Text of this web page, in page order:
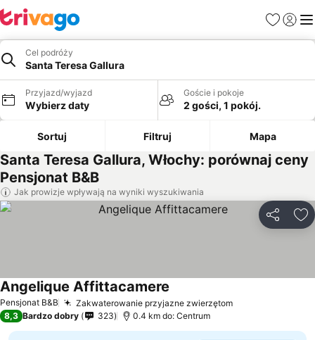
Ulubione
Cel podróży
Santa Teresa Gallura
Przyjazd/wyjazd
Wybierz daty
Goście i pokoje
2 gości, 1 pokój.
Sortuj Filtruj Mapa
Santa Teresa Gallura, Włochy: porównaj ceny
Pensjonat B&B
Jak prowizje wpływają na wyniki wyszukiwania
Pensjonat B&B Zakwaterowanie przyjazne zwierzętom
Angelique Affittacamere
8,3 Bardzo dobry 323 0.4 km do: Centrum